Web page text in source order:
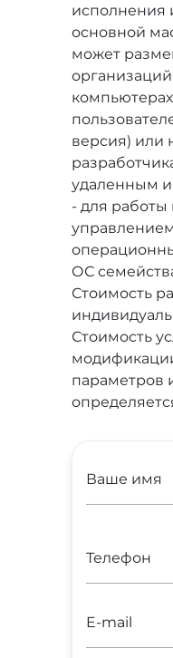
исполнения
основной
может
организаций
версия) или
удаленным
- для
ОС
Стоимость
Стоимость
параметров